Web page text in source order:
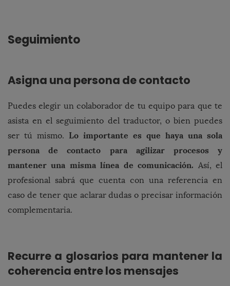
Seguimiento
Asigna una persona de contacto
Puedes elegir un colaborador de tu equipo para que te
asista en el seguimiento del traductor, o bien puedes
ser tú mismo. Lo importante es que haya una sola
persona de contacto para agilizar procesos y
mantener una misma línea de comunicación. Así, el
profesional sabrá que cuenta con una referencia en
caso de tener que aclarar dudas o precisar información
complementaria.
Recurre a glosarios para mantener la
coherencia entre los mensajes